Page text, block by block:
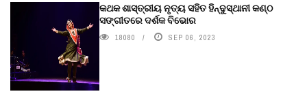
କଥକ ଶାସ୍ତ୍ରୀୟ ନୃତ୍ୟ ସହିତ ହିନ୍ଦୁସ୍ଥାନୀ କଣ୍ଠ
ସଙ୍ଗୀତରେ ଦର୍ଶକ ବିଭୋର
18080 SEP 06, 2023